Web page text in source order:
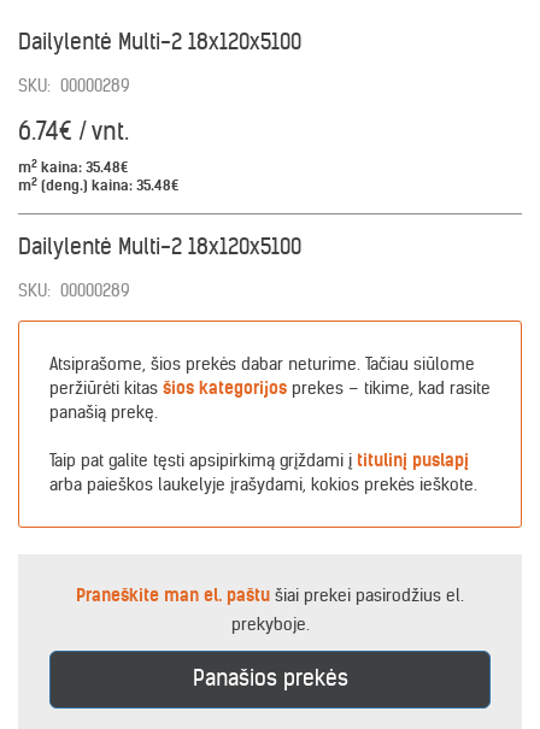
Dailylentė Multi-2 18x120x5100
SKU: 00000289
6.74€ / vnt.
m2 kaina: 35.48€
m2 (deng.) kaina: 35.48€
Dailylentė Multi-2 18x120x5100
SKU: 00000289
Atsiprašome, šios prekės dabar neturime. Tačiau siūlome
peržiūrėti kitas šios kategorijos prekes – tikime, kad rasite
panašią prekę.
Taip pat galite tęsti apsipirkimą grįždami į titulinį puslapį
arba paieškos laukelyje įrašydami, kokios prekės ieškote.
Praneškite man el. paštu šiai prekei pasirodžius el.
prekyboje.
Panašios prekės